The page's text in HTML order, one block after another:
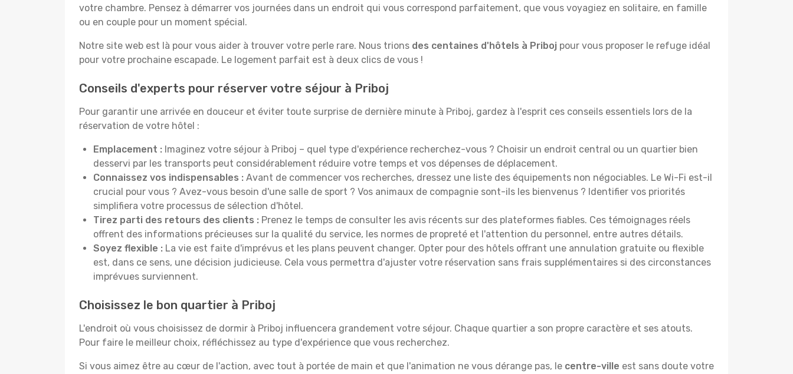
votre chambre. Pensez à démarrer vos journées dans un endroit qui vous correspond parfaitement, que vous voyagiez en solitaire, en famille
ou en couple pour un moment spécial.
Notre site web est là pour vous aider à trouver votre perle rare. Nous trions des centaines d'hôtels à Priboj pour vous proposer le refuge idéal
pour votre prochaine escapade. Le logement parfait est à deux clics de vous !
Conseils d'experts pour réserver votre séjour à Priboj
Pour garantir une arrivée en douceur et éviter toute surprise de dernière minute à Priboj, gardez à l'esprit ces conseils essentiels lors de la
réservation de votre hôtel :
Emplacement : Imaginez votre séjour à Priboj – quel type d'expérience recherchez-vous ? Choisir un endroit central ou un quartier bien
desservi par les transports peut considérablement réduire votre temps et vos dépenses de déplacement.
Connaissez vos indispensables : Avant de commencer vos recherches, dressez une liste des équipements non négociables. Le Wi-Fi est-il
crucial pour vous ? Avez-vous besoin d'une salle de sport ? Vos animaux de compagnie sont-ils les bienvenus ? Identifier vos priorités
simplifiera votre processus de sélection d'hôtel.
Tirez parti des retours des clients : Prenez le temps de consulter les avis récents sur des plateformes fiables. Ces témoignages réels
offrent des informations précieuses sur la qualité du service, les normes de propreté et l'attention du personnel, entre autres détails.
Soyez flexible : La vie est faite d'imprévus et les plans peuvent changer. Opter pour des hôtels offrant une annulation gratuite ou flexible
est, dans ce sens, une décision judicieuse. Cela vous permettra d'ajuster votre réservation sans frais supplémentaires si des circonstances
imprévues surviennent.
Choisissez le bon quartier à Priboj
L'endroit où vous choisissez de dormir à Priboj influencera grandement votre séjour. Chaque quartier a son propre caractère et ses atouts.
Pour faire le meilleur choix, réfléchissez au type d'expérience que vous recherchez.
Si vous aimez être au cœur de l'action, avec tout à portée de main et que l'animation ne vous dérange pas, le centre-ville est sans doute votre